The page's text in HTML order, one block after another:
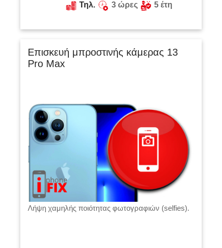
Τηλ. 3 ώρες 5 έτη
Επισκευή μπροστινής κάμερας 13
Pro Max
Λήψη χαμηλής ποιότητας φωτογραφιών (selfies).